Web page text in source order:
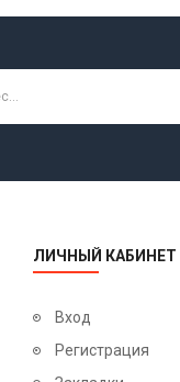
ЛИЧНЫЙ КАБИНЕТ
Вход
Регистрация